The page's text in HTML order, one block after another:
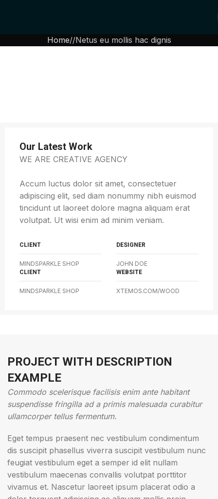
Home Netus eu mollis hac dignis
Our Latest Work
WE ARE CREATIVE AGENCY
Accum luctus dolor sit amet, consectetuer
adipiscing elit, sed diam nonummy nibh euismod
tincidunt ut laoreet dolore magna aliquam erat
volutpat. Ut wisi enim ad minim veniam.
CLIENT
MINDSPARKLE SHOP
DESIGNER
JOHN DOE
CLIENT
MINDSPARKLE SHOP
WEBSITE
XTEMOS.COM/WOOD
PROJECT WITH DESCRIPTION
EXAMPLE
Commodo scelerisque facilisis enim ante habitant
suspendisse fringilla ad a primis malesuada curabitur
ullamcorper tellus fermentum.
Eget tempus praesent nec vestibulum condimentum
dis suscipit phasellus viverra suscipit vestibulum nunc
feugiat vestibulum eget a semper id elit nullam
vestibulum maecenas convallis volutpat porttitor
vivamus et. Nascetur laoreet ipsum placerat odio a